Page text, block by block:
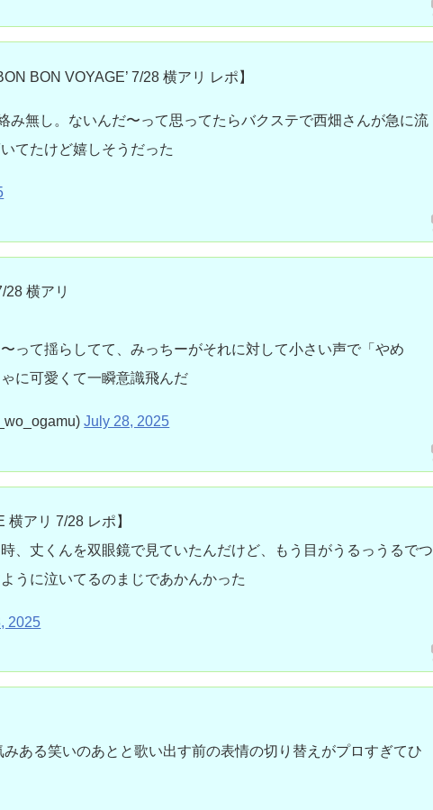
BON VOYAGE’ 7/28 横アリ レポ】
み無し。ないんだ〜って思ってたらバクステで西畑さんが急に流
てたけど嬉しそうだった
28 横アリ
って揺らしてて、みっちーがそれに対して小さい声で「やめ
に可愛くて一瞬意識飛んだ
July 28, 2025
アリ 7/28 レポ】
、丈くんを双眼鏡で見ていたんだけど、もう目がうるっうるでつ
うに泣いてるのまじであかんかった
2025
ある笑いのあとと歌い出す前の表情の切り替えがプロすぎてひ